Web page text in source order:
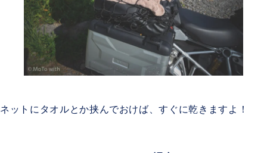
ネットにタオルとか挟んでおけば、すぐに乾きますよ！